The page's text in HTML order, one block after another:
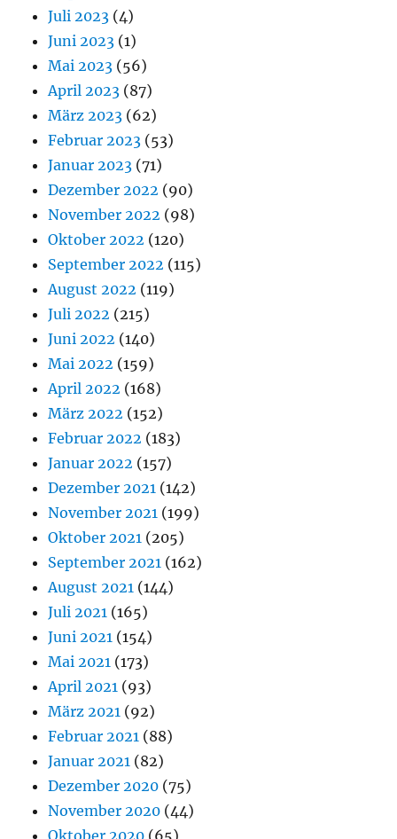
Juli 2023 (4)
Juni 2023 (1)
Mai 2023 (56)
April 2023 (87)
März 2023 (62)
Februar 2023 (53)
Januar 2023 (71)
Dezember 2022 (90)
November 2022 (98)
Oktober 2022 (120)
September 2022 (115)
August 2022 (119)
Juli 2022 (215)
Juni 2022 (140)
Mai 2022 (159)
April 2022 (168)
März 2022 (152)
Februar 2022 (183)
Januar 2022 (157)
Dezember 2021 (142)
November 2021 (199)
Oktober 2021 (205)
September 2021 (162)
August 2021 (144)
Juli 2021 (165)
Juni 2021 (154)
Mai 2021 (173)
April 2021 (93)
März 2021 (92)
Februar 2021 (88)
Januar 2021 (82)
Dezember 2020 (75)
November 2020 (44)
Oktober 2020 (65)